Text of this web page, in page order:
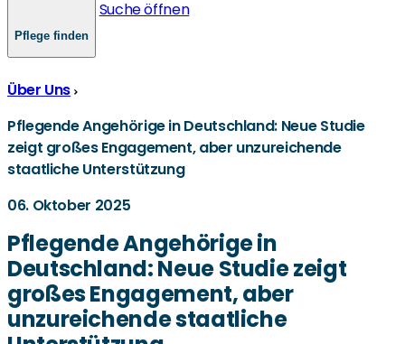
Pflege finden
Suche öffnen
Über Uns
Pflegende Angehörige in Deutschland: Neue Studie
zeigt großes Engagement, aber unzureichende
staatliche Unterstützung
06. Oktober 2025
Pflegende Angehörige in
Deutschland: Neue Studie zeigt
großes Engagement, aber
unzureichende staatliche